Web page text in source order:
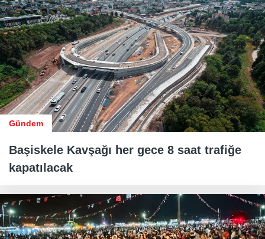
Gündem
Başiskele Kavşağı her gece 8 saat trafiğe
kapatılacak